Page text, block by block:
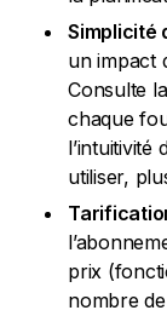
Simplicité
un impact
Consulte
chaque
l’intuitivité
utiliser,
prix
nombre